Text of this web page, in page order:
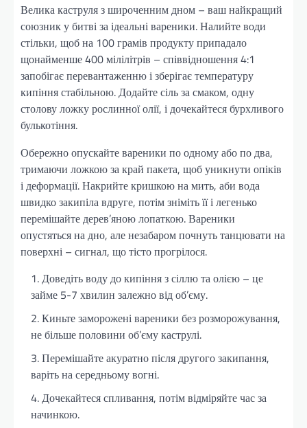
Велика каструля з широченним дном – ваш найкращий
союзник у битві за ідеальні вареники. Налийте води
стільки, щоб на 100 грамів продукту припадало
щонайменше 400 мілілітрів – співвідношення 4:1
запобігає перевантаженню і зберігає температуру
кипіння стабільною. Додайте сіль за смаком, одну
столову ложку рослинної олії, і дочекайтеся бурхливого
булькотіння.
Обережно опускайте вареники по одному або по два,
тримаючи ложкою за край пакета, щоб уникнути опіків
і деформації. Накрийте кришкою на мить, аби вода
швидко закипіла вдруге, потім зніміть її і легенько
перемішайте дерев’яною лопаткою. Вареники
опустяться на дно, але незабаром почнуть танцювати на
поверхні – сигнал, що тісто прогрілося.
Доведіть воду до кипіння з сіллю та олією – це
займе 5-7 хвилин залежно від об’єму.
Киньте заморожені вареники без розморожування,
не більше половини об’єму каструлі.
Перемішайте акуратно після другого закипання,
варіть на середньому вогні.
Дочекайтеся спливання, потім відміряйте час за
начинкою.